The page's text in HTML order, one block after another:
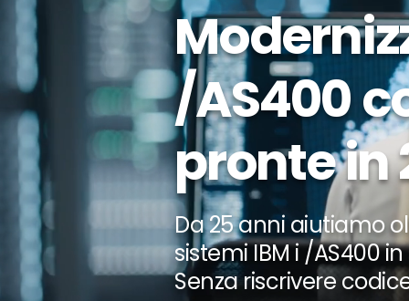
/AS400
pronte in
Da 25 anni aiutiamo
sistemi IBM i /AS400
Senza riscrivere